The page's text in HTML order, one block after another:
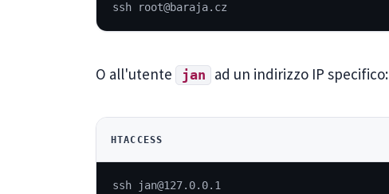
ssh root@baraja.cz
O all'utente jan ad un indirizzo IP specifico:
HTACCESS
ssh jan@127.0.0.1